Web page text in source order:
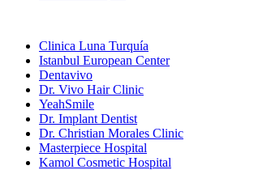
Clinica Luna Turquía
Istanbul European Center
Dentavivo
Dr. Vivo Hair Clinic
YeahSmile
Dr. Implant Dentist
Dr. Christian Morales Clinic
Masterpiece Hospital
Kamol Cosmetic Hospital